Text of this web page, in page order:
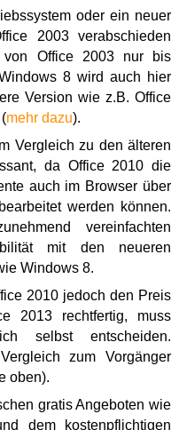
oder ein neuer
2003 verabschieden
von Office 2003 nur bis
8 wird auch hier
Version wie z.B. Office
mehr dazu).
Vergleich zu den älteren
da Office 2010 die
auch im Browser über
werden können.
vereinfachten
mit den neueren
Windows 8.
2010 jedoch den Preis
2013 rechtfertig, muss
selbst entscheiden.
zum Vorgänger
oben).
gratis Angeboten wie
dem kostenpflichtigen